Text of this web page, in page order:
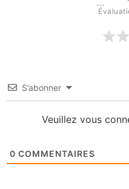
S’abonner
Veuillez vous
0 COMMENTAIRES